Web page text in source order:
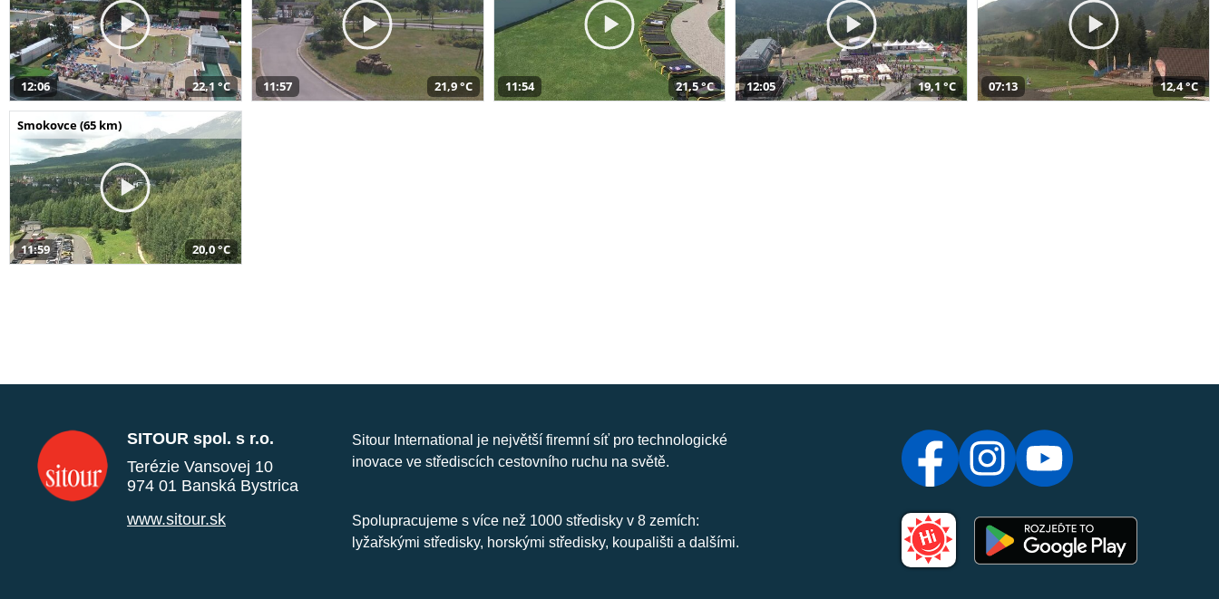
12:06 22,1 °C 11:57 21,9 °C 11:54 21,5 °C 12:05 19,1 °C 07:13 12,4 °C
Smokovce (65 km)
11:59 20,0 °C
SITOUR spol. s r.o.
Terézie Vansovej 10
974 01 Banská Bystrica
www.sitour.sk
Sitour International je největší firemní síť pro technologické
inovace ve střediscích cestovního ruchu na světě.
Spolupracujeme s více než 1000 středisky v 8 zemích:
lyžařskými středisky, horskými středisky, koupališti a dalšími.